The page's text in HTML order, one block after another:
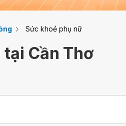
Sức khoẻ phụ nữ
tại Cần Thơ